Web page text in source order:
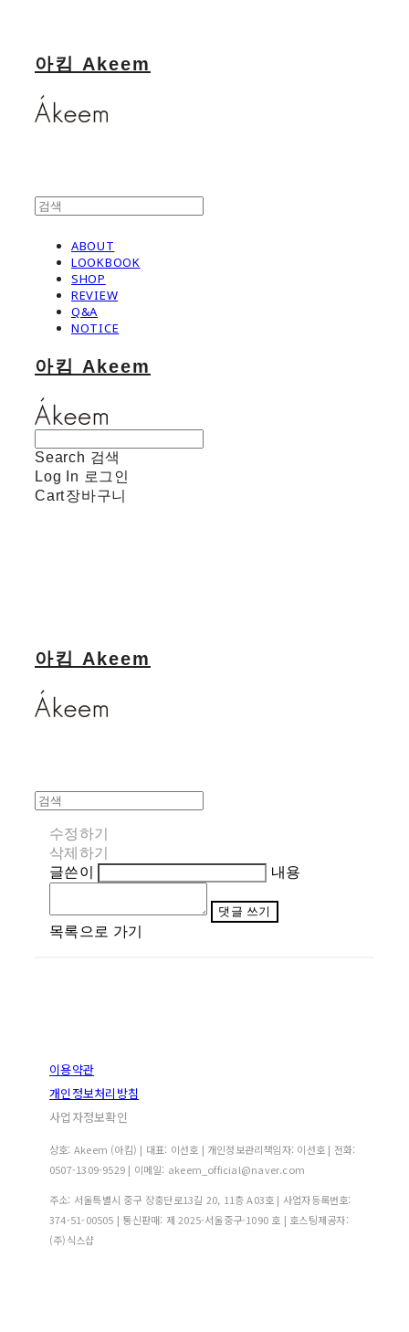
아킴 Akeem
ABOUT
LOOKBOOK
SHOP
REVIEW
Q&A
NOTICE
아킴 Akeem
Search 검색
Log In 로그인
Cart장바구니
아킴 Akeem
수정하기
삭제하기
글쓴이
내용
댓글 쓰기
목록으로 가기
이용약관
개인정보처리방침
사업자정보확인
상호: Akeem (아킴) | 대표: 이선호 | 개인정보관리책임자: 이선호 | 전화:
0507-1309-9529 | 이메일: akeem_official@naver.com
주소: 서울특별시 중구 장충단로13길 20, 11층 A03호 | 사업자등록번호:
374-51-00505 | 통신판매: 제 2025-서울중구-1090 호 | 호스팅제공자:
(주)식스샵